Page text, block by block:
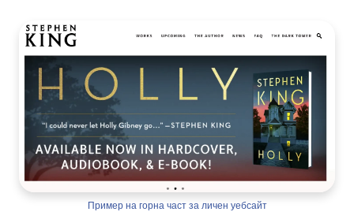
Пример на горна част за личен уебсайт